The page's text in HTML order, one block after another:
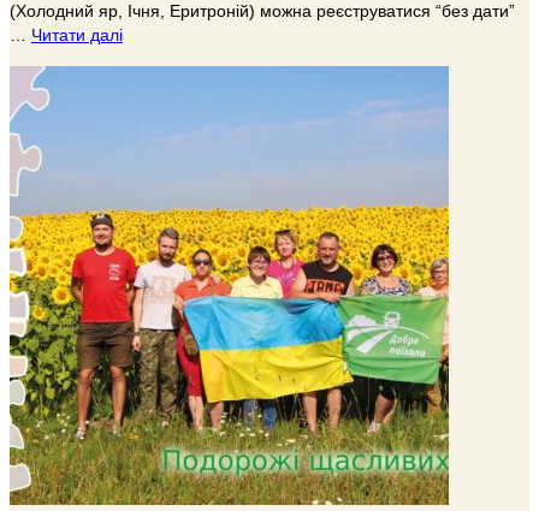
(Холодний яр, Ічня, Еритроній) можна реєструватися “без дати”
… Читати далі